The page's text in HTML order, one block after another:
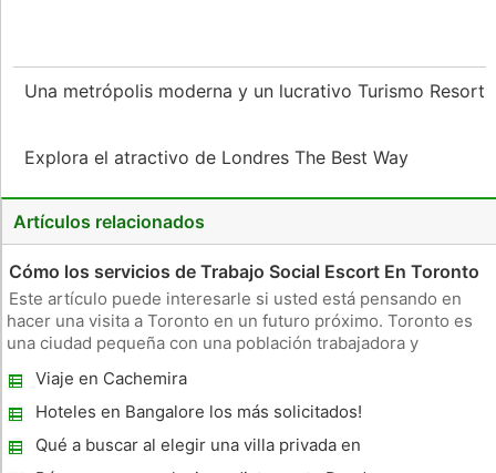
Una metrópolis moderna y un lucrativo Turismo Resort
Explora el atractivo de Londres The Best Way
Artículos relacionados
Cómo los servicios de Trabajo Social Escort En Toronto
Este artículo puede interesarle si usted está pensando en
hacer una visita a Toronto en un futuro próximo. Toronto es
una ciudad pequeña con una población trabajadora y
países extranjeros. Para llegar a Toronto en busca de fortuna,
y mejorar
Viaje en Cachemira
Hoteles en Bangalore los más solicitados!
Qué a buscar al elegir una villa privada en